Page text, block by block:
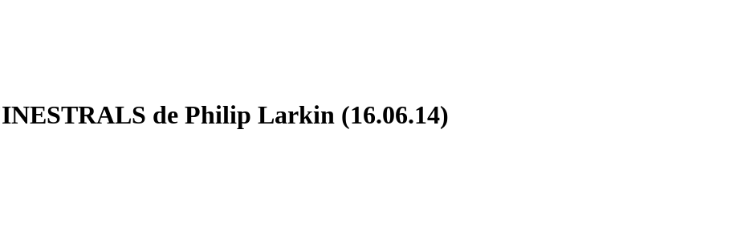
de Philip Larkin (16.06.14)